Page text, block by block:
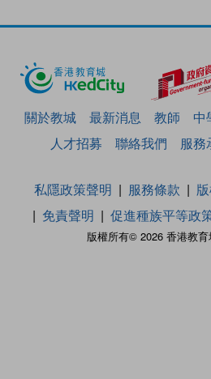
關於教城 最新消息 教師 中
人才招募
聯絡我們 服務
版權所有© 2026 香港教育
私隱政策聲明 服務條款
免責聲明
促進種族平等政